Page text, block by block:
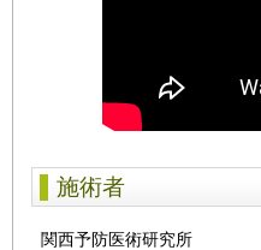
施術者
関西予防医術研究所